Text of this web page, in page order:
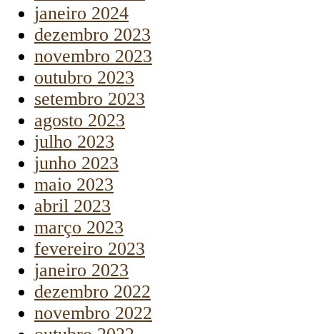
janeiro 2024
dezembro 2023
novembro 2023
outubro 2023
setembro 2023
agosto 2023
julho 2023
junho 2023
maio 2023
abril 2023
março 2023
fevereiro 2023
janeiro 2023
dezembro 2022
novembro 2022